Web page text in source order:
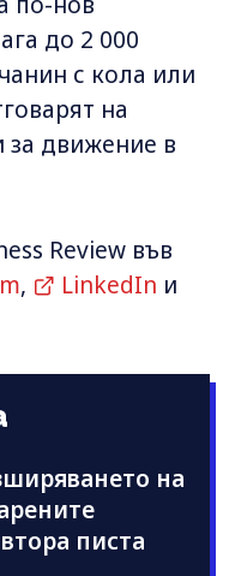
до 2 000
с кола или
на
за движение в
Review във
, LinkedIn и
на
писта